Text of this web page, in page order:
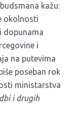
kažu:
okolnosti
dopunama
i
na putevima
poseban rok
ministarstva
i drugih